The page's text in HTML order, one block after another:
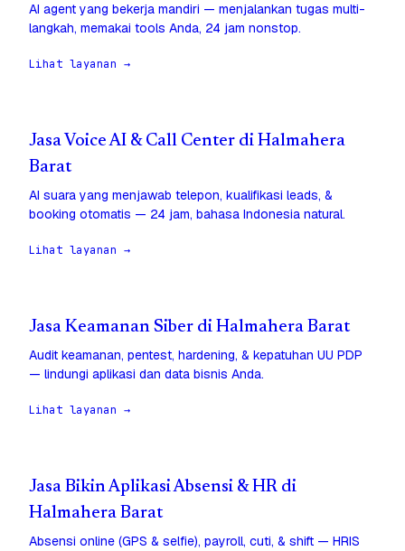
AI agent yang bekerja mandiri — menjalankan tugas multi-
langkah, memakai tools Anda, 24 jam nonstop.
Lihat layanan →
Jasa Voice AI & Call Center di Halmahera
Barat
AI suara yang menjawab telepon, kualifikasi leads, &
booking otomatis — 24 jam, bahasa Indonesia natural.
Lihat layanan →
Jasa Keamanan Siber di Halmahera Barat
Audit keamanan, pentest, hardening, & kepatuhan UU PDP
— lindungi aplikasi dan data bisnis Anda.
Lihat layanan →
Jasa Bikin Aplikasi Absensi & HR di
Halmahera Barat
Absensi online (GPS & selfie), payroll, cuti, & shift — HRIS